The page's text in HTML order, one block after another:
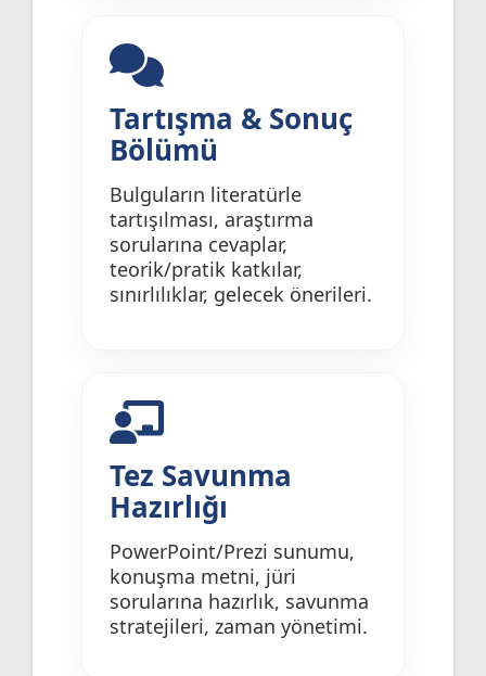
Tartışma & Sonuç
Bölümü
Bulguların literatürle
tartışılması, araştırma
sorularına cevaplar,
teorik/pratik katkılar,
sınırlılıklar, gelecek önerileri.
Tez Savunma
Hazırlığı
PowerPoint/Prezi sunumu,
konuşma metni, jüri
sorularına hazırlık, savunma
stratejileri, zaman yönetimi.